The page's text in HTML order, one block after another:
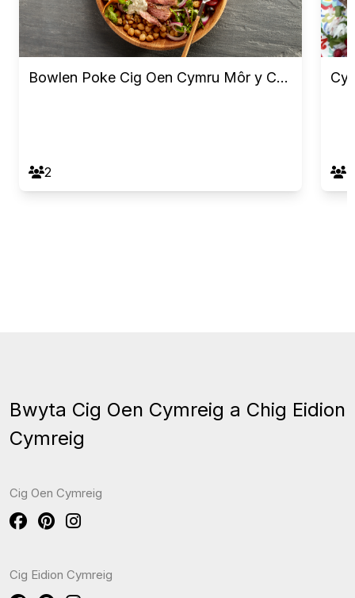
Bowlen Poke Cig Oen Cymru Môr y Canoldir
2 4
Bwyta Cig Oen Cymreig a Chig Eidion
Cymreig
Cig Oen Cymreig
Cig Eidion Cymreig